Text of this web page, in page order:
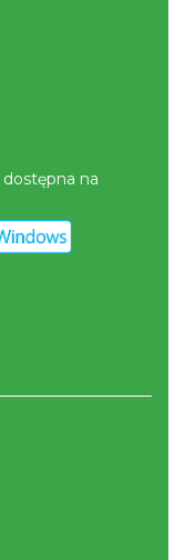
dostępna na